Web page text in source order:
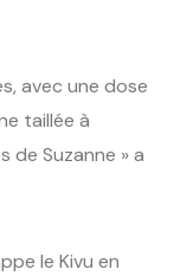
avec une dose
taillée à
de Suzanne » a
le Kivu en